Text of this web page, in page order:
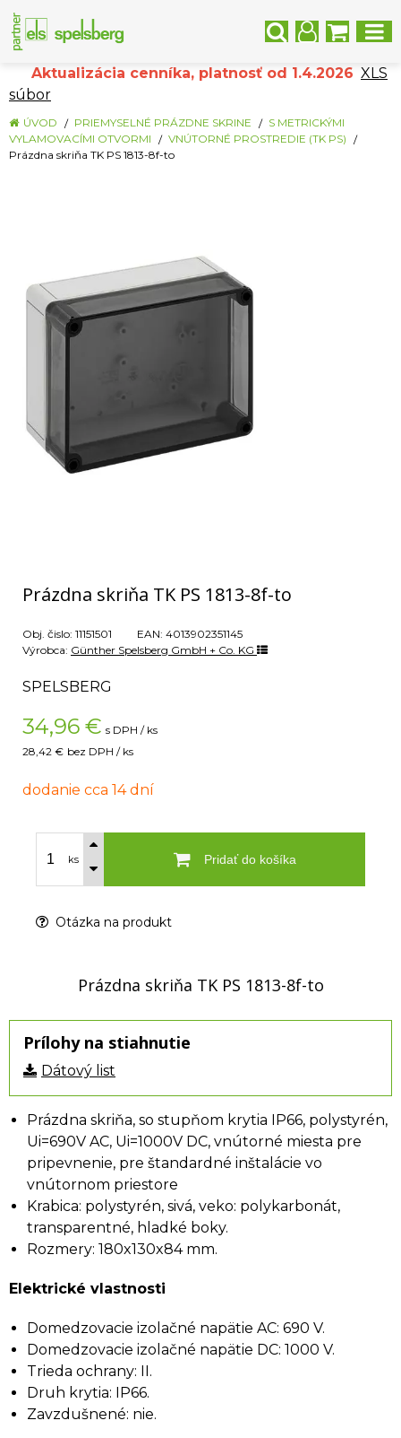
Aktualizácia cenníka, platnosť od 1.4.2026 XLS
súbor
ÚVOD PRIEMYSELNÉ PRÁZDNE SKRINE
S METRICKÝMI
VYLAMOVACÍMI OTVORMI
VNÚTORNÉ PROSTREDIE (TK PS)
Prázdna skriňa TK PS 1813-8f-to
Prázdna skriňa TK PS 1813-8f-to
Obj. čislo: 11151501 EAN: 4013902351145
Výrobca: Günther Spelsberg GmbH + Co. KG
SPELSBERG
34,96 € s DPH / ks
28,42 € bez DPH / ks
dodanie cca 14 dní
ks Pridať do košíka
Otázka na produkt
Prázdna skriňa TK PS 1813-8f-to
Prílohy na stiahnutie
Dátový list
Prázdna skriňa, so stupňom krytia IP66, polystyrén,
Ui=690V AC, Ui=1000V DC, vnútorné miesta pre
pripevnenie, pre štandardné inštalácie vo
vnútornom priestore
Krabica: polystyrén, sivá, veko: polykarbonát,
transparentné, hladké boky.
Rozmery: 180x130x84 mm.
Elektrické vlastnosti
Domedzovacie izolačné napätie AC: 690 V.
Domedzovacie izolačné napätie DC: 1000 V.
Trieda ochrany: II.
Druh krytia: IP66.
Zavzdušnené: nie.